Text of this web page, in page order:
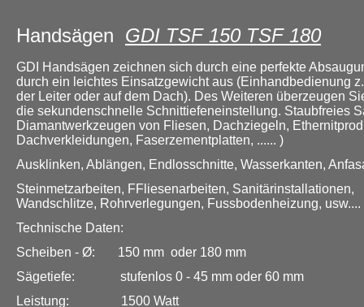
Handsägen GDI TSF 150 TSF 180
GDI Handsägen zeichnen sich durch eine perfekte
durch ein leichtes Einsatzgewicht aus (Einhandbedienung
der Leiter oder auf dem Dach). Des Weiteren überzeugen
die sekundenschnelle Schnittiefeneinstellung. Staubfreies
Diamantwerkzeugen von Fliesen, Dachziegeln,
Dachverkleidungen, Faserzementplatten, ...... )
Ausklinken, Ablängen, Endlosschnitte, Wasserkanten,
Steinmetzarbeiten, FFliesenarbeiten, Sanitärinstallationen,
Wandschlitze, Rohrverlegungen, Fussbodenheizung, usw....
Technische Daten:
Scheiben - Ø: 150 mm oder 180 mm
Sägetiefe: stufenlos 0 - 45 mm oder 60 mm
Leistung: 1500 Watt